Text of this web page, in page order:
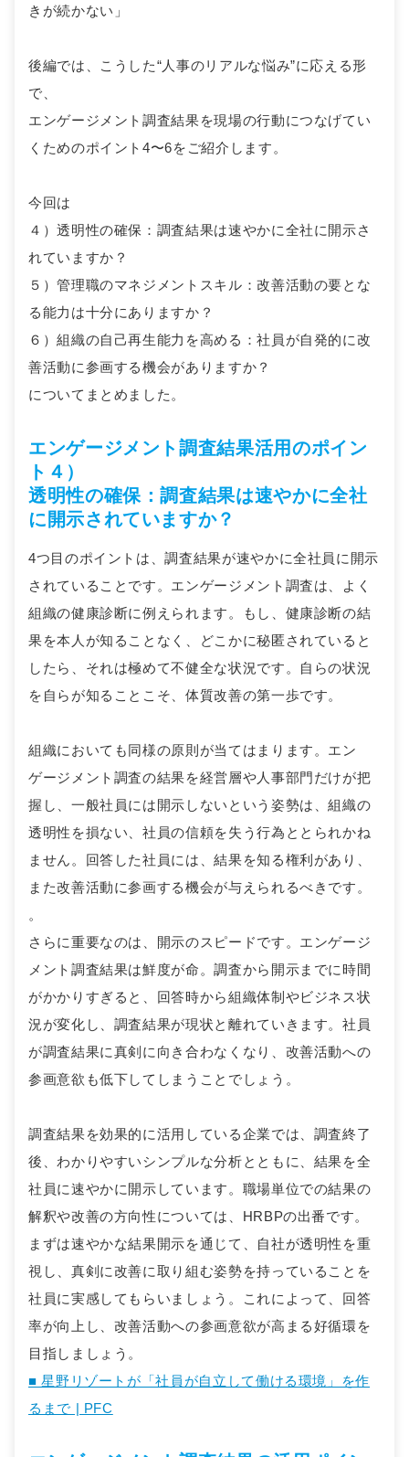
きが続かない」
後編では、こうした“人事のリアルな悩み”に応える形
で、
エンゲージメント調査結果を現場の行動につなげてい
くためのポイント4〜6をご紹介します。
今回は
４）透明性の確保：調査結果は速やかに全社に開示さ
れていますか？
５）管理職のマネジメントスキル：改善活動の要とな
る能力は十分にありますか？
６）組織の自己再生能力を高める：社員が自発的に改
善活動に参画する機会がありますか？
についてまとめました。
エンゲージメント調査結果活用のポイン
ト４）
透明性の確保：調査結果は速やかに全社
に開示されていますか？
4つ目のポイントは、調査結果が速やかに全社員に開示
されていることです。エンゲージメント調査は、よく
組織の健康診断に例えられます。もし、健康診断の結
果を本人が知ることなく、どこかに秘匿されていると
したら、それは極めて不健全な状況です。自らの状況
を自らが知ることこそ、体質改善の第一歩です。
組織においても同様の原則が当てはまります。エン
ゲージメント調査の結果を経営層や人事部門だけが把
握し、一般社員には開示しないという姿勢は、組織の
透明性を損ない、社員の信頼を失う行為ととられかね
ません。回答した社員には、結果を知る権利があり、
また改善活動に参画する機会が与えられるべきです。
。
さらに重要なのは、開示のスピードです。エンゲージ
メント調査結果は鮮度が命。調査から開示までに時間
がかかりすぎると、回答時から組織体制やビジネス状
況が変化し、調査結果が現状と離れていきます。社員
が調査結果に真剣に向き合わなくなり、改善活動への
参画意欲も低下してしまうことでしょう。
調査結果を効果的に活用している企業では、調査終了
後、わかりやすいシンプルな分析とともに、結果を全
社員に速やかに開示しています。職場単位での結果の
解釈や改善の方向性については、HRBPの出番です。
まずは速やかな結果開示を通じて、自社が透明性を重
視し、真剣に改善に取り組む姿勢を持っていることを
社員に実感してもらいましょう。これによって、回答
率が向上し、改善活動への参画意欲が高まる好循環を
目指しましょう。
■ 星野リゾートが「社員が自立して働ける環境」を作
るまで | PFC